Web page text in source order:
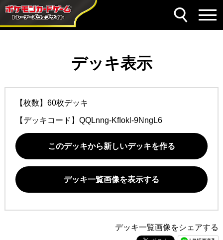
デッキ表示
【枚数】60枚デッキ
【デッキコード】 QQLnng-KfIokl-9NngL6
このデッキから新しいデッキを作る
デッキ一覧画像を表示する
デッキ一覧画像をシェアする